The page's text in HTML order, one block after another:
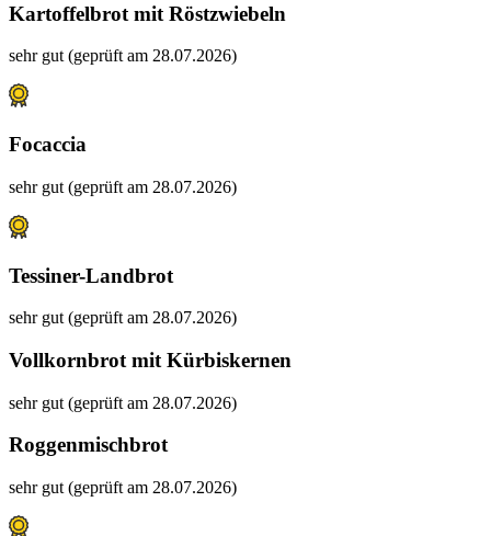
Kartoffelbrot mit Röstzwiebeln
sehr gut (geprüft am 28.07.2026)
Focaccia
sehr gut (geprüft am 28.07.2026)
Tessiner-Landbrot
sehr gut (geprüft am 28.07.2026)
Vollkornbrot mit Kürbiskernen
sehr gut (geprüft am 28.07.2026)
Roggenmischbrot
sehr gut (geprüft am 28.07.2026)